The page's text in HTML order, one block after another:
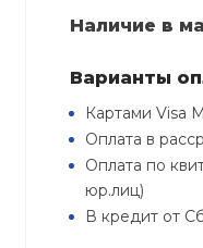
Наличие в
Варианты
Картами Visa
Оплата в
Оплата по
юр.лиц)
В кредит от